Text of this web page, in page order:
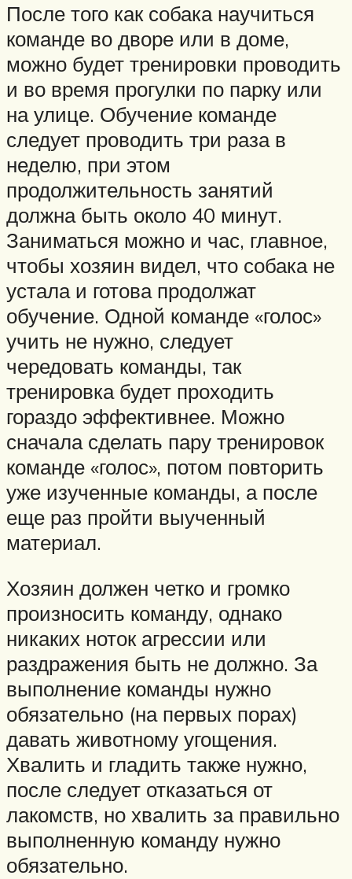
После того как собака научиться
команде во дворе или в доме,
можно будет тренировки проводить
и во время прогулки по парку или
на улице. Обучение команде
следует проводить три раза в
неделю, при этом
продолжительность занятий
должна быть около 40 минут.
Заниматься можно и час, главное,
чтобы хозяин видел, что собака не
устала и готова продолжат
обучение. Одной команде «голос»
учить не нужно, следует
чередовать команды, так
тренировка будет проходить
гораздо эффективнее. Можно
сначала сделать пару тренировок
команде «голос», потом повторить
уже изученные команды, а после
еще раз пройти выученный
материал.
Хозяин должен четко и громко
произносить команду, однако
никаких ноток агрессии или
раздражения быть не должно. За
выполнение команды нужно
обязательно (на первых порах)
давать животному угощения.
Хвалить и гладить также нужно,
после следует отказаться от
лакомств, но хвалить за правильно
выполненную команду нужно
обязательно.